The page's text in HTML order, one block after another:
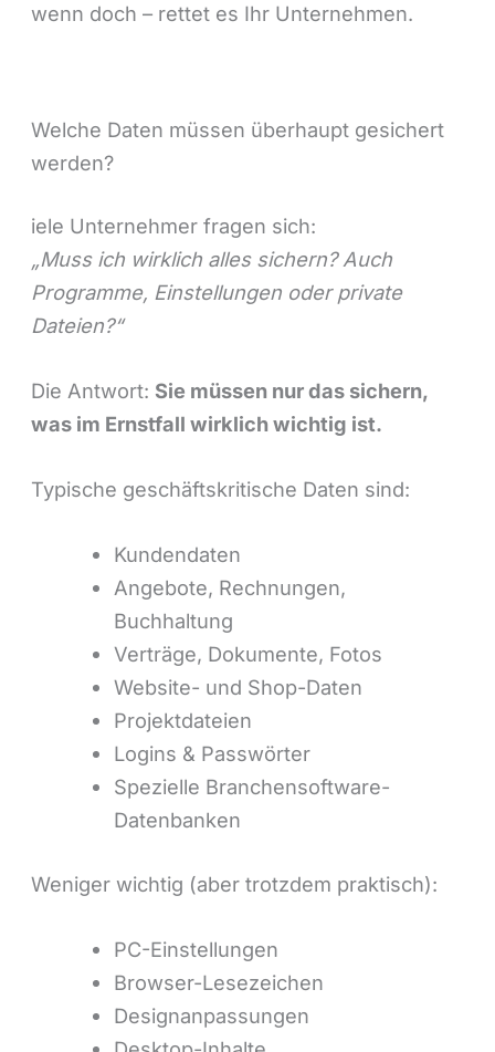
wenn doch – rettet es Ihr Unternehmen.
Welche Daten müssen überhaupt gesichert
werden?
iele Unternehmer fragen sich:
„Muss ich wirklich alles sichern? Auch
Programme, Einstellungen oder private
Dateien?“
Die Antwort: Sie müssen nur das sichern,
was im Ernstfall wirklich wichtig ist.
Typische geschäftskritische Daten sind:
Kundendaten
Angebote, Rechnungen,
Buchhaltung
Verträge, Dokumente, Fotos
Website- und Shop-Daten
Projektdateien
Logins & Passwörter
Spezielle Branchensoftware-
Datenbanken
Weniger wichtig (aber trotzdem praktisch):
PC-Einstellungen
Browser-Lesezeichen
Designanpassungen